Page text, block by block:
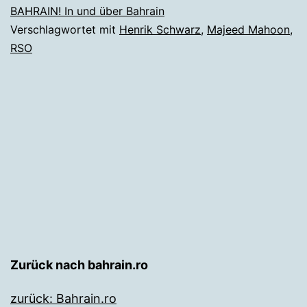
BAHRAIN! In und über Bahrain
Verschlagwortet mit Henrik Schwarz, Majeed Mahoon,
RSO
Zurück nach bahrain.ro
zurück: Bahrain.ro